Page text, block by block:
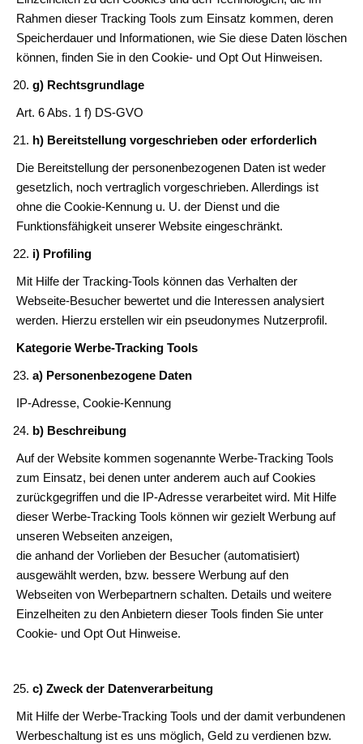
Rahmen dieser Tracking Tools zum Einsatz kommen, deren
Speicherdauer und Informationen, wie Sie diese Daten löschen
können, finden Sie in den Cookie- und Opt Out Hinweisen.
g) Rechtsgrundlage
Art. 6 Abs. 1 f) DS-GVO
h) Bereitstellung vorgeschrieben oder erforderlich
Die Bereitstellung der personenbezogenen Daten ist weder
gesetzlich, noch vertraglich vorgeschrieben. Allerdings ist
ohne die Cookie-Kennung u. U. der Dienst und die
Funktionsfähigkeit unserer Website eingeschränkt.
i) Profiling
Mit Hilfe der Tracking-Tools können das Verhalten der
Webseite-Besucher bewertet und die Interessen analysiert
werden. Hierzu erstellen wir ein pseudonymes Nutzerprofil.
Kategorie Werbe-Tracking Tools
a) Personenbezogene Daten
IP-Adresse, Cookie-Kennung
b) Beschreibung
Auf der Website kommen sogenannte Werbe-Tracking Tools
zum Einsatz, bei denen unter anderem auch auf Cookies
zurückgegriffen und die IP-Adresse verarbeitet wird. Mit Hilfe
dieser Werbe-Tracking Tools können wir gezielt Werbung auf
unseren Webseiten anzeigen,
die anhand der Vorlieben der Besucher (automatisiert)
ausgewählt werden, bzw. bessere Werbung auf den
Webseiten von Werbepartnern schalten. Details und weitere
Einzelheiten zu den Anbietern dieser Tools finden Sie unter
Cookie- und Opt Out Hinweise.
c) Zweck der Datenverarbeitung
Mit Hilfe der Werbe-Tracking Tools und der damit verbundenen
Werbeschaltung ist es uns möglich, Geld zu verdienen bzw.